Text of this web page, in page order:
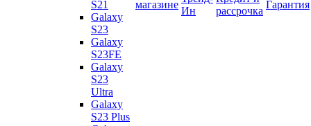
S21
Galaxy
S23
Galaxy
S23FE
Galaxy
S23
Ultra
Galaxy
S23 Plus
магазине
Ин
рассрочка
Гарантия